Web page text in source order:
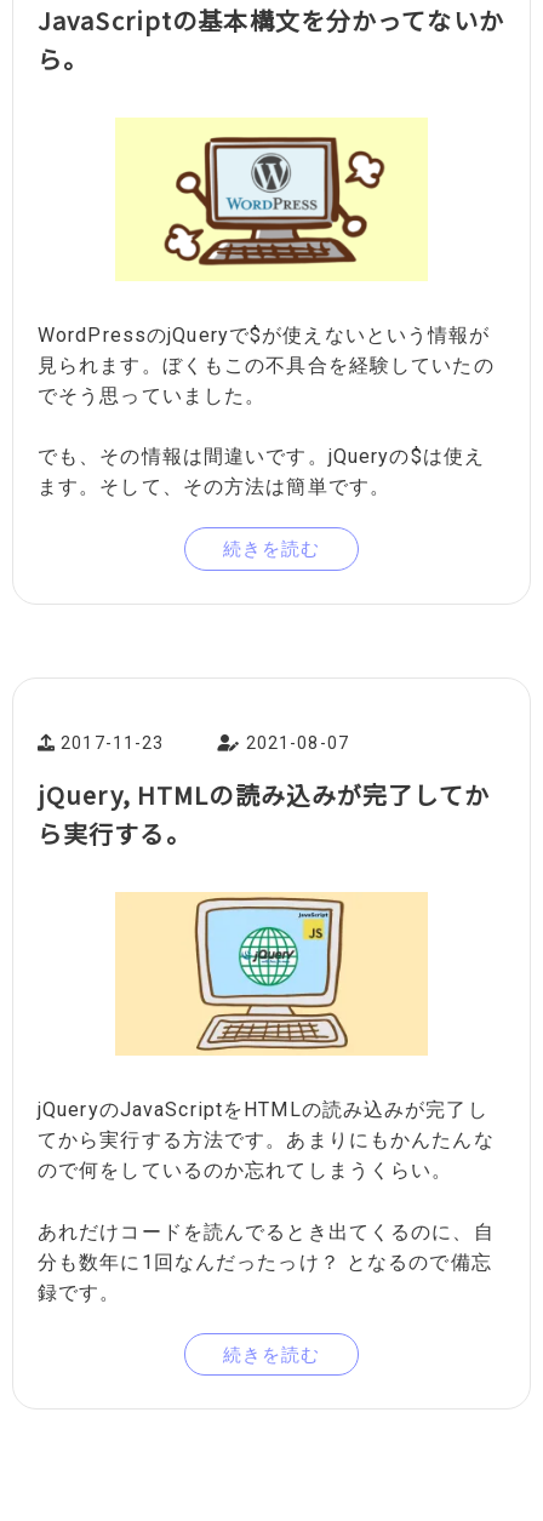
JavaScriptの基本構文を分かってないか
ら。
WordPressのjQueryで$が使えないという情報が
見られます。ぼくもこの不具合を経験していたの
でそう思っていました。
でも、その情報は間違いです。jQueryの$は使え
ます。そして、その方法は簡単です。
続きを読む
2017-11-23 2021-08-07
jQuery, HTMLの読み込みが完了してか
ら実行する。
jQueryのJavaScriptをHTMLの読み込みが完了し
てから実行する方法です。あまりにもかんたんな
ので何をしているのか忘れてしまうくらい。
あれだけコードを読んでるとき出てくるのに、自
分も数年に1回なんだったっけ？ となるので備忘
録です。
続きを読む